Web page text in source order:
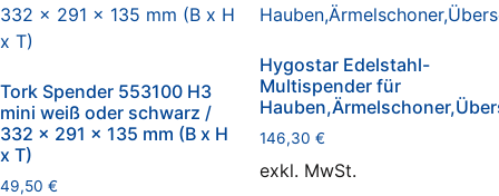
Tork Spender 553100 H3
mini weiß oder schwarz /
332 x 291 x 135 mm (B x H
x T)
49,50 €
Hygostar Edelstahl-
Multispender für
146,30 €
exkl. MwSt.